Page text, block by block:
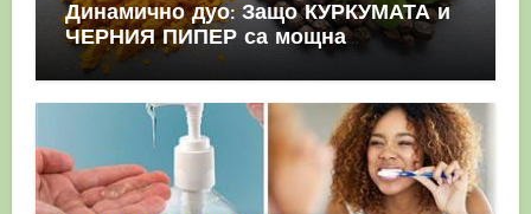
Динамично дуо: Защо КУРКУМАТА и
ЧЕРНИЯ ПИПЕР са мощна
комбинация